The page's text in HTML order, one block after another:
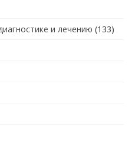
и лечению (133)